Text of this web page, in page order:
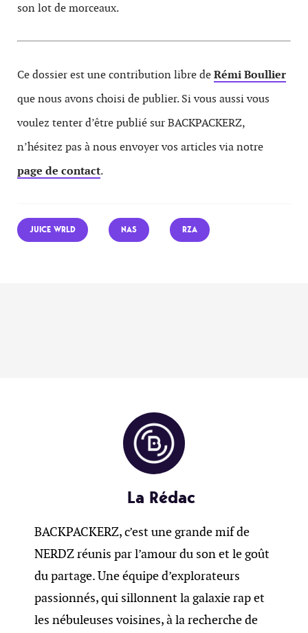
son lot de morceaux.
Ce dossier est une contribution libre deRémi Boullier
que nous avons choisi de publier. Si vous aussi vous
voulez tenter d’être publié sur BACKPACKERZ,
n’hésitez pas à nous envoyer vos articles via notre
page de contact.
JUICE WRLD NAS RZA
La Rédac
BACKPACKERZ, c’est une grande mif de
NERDZ réunis par l’amour du son et le goût
du partage. Une équipe d’explorateurs
passionnés, qui sillonnent la galaxie rap et
les nébuleuses voisines, à la recherche de